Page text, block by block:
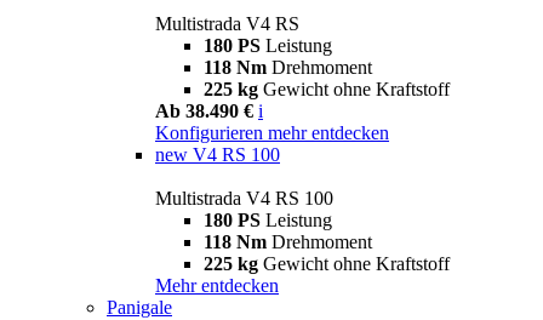
Multistrada V4 RS
180 PS Leistung
118 Nm Drehmoment
225 kg Gewicht ohne Kraftstoff
Ab 38.490 € i
Konfigurieren mehr entdecken
new V4 RS 100
Multistrada V4 RS 100
180 PS Leistung
118 Nm Drehmoment
225 kg Gewicht ohne Kraftstoff
Mehr entdecken
Panigale